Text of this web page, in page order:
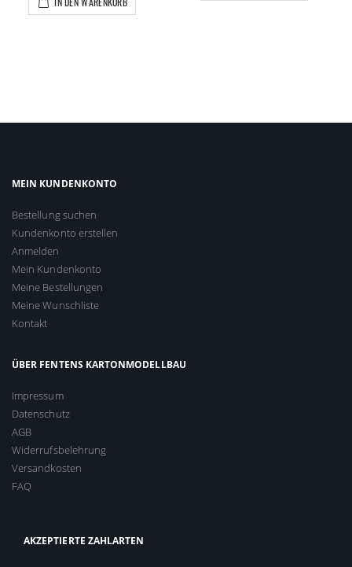
MEIN KUNDENKONTO
Bestellung suchen
Kundenkonto erstellen
Anmelden
Mein Kundenkonto
Meine Bestellungen
Meine Wunschliste
Kontakt
ÜBER FENTENS KARTONMODELLBAU
Impressum
Datenschutz
AGB
Widerrufsbelehrung
Versandkosten
FAQ
AKZEPTIERTE ZAHLARTEN